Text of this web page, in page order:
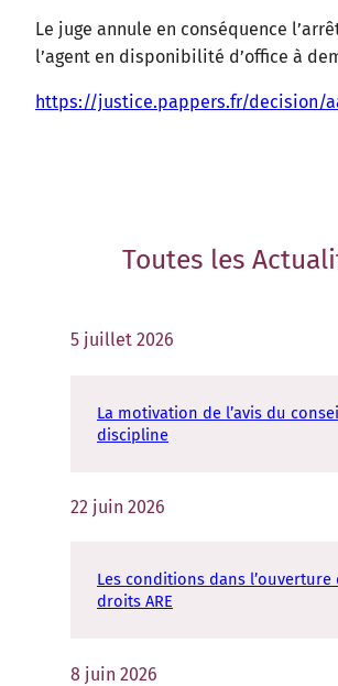
Le juge annule en conséquence
l’agent en disponibilité d’office à
https://justice.pappers.fr/decision/
Toutes les
5 juillet 2026
La motivation de l’avis du
discipline
22 juin 2026
Les conditions dans l’ouverture
droits ARE
8 juin 2026